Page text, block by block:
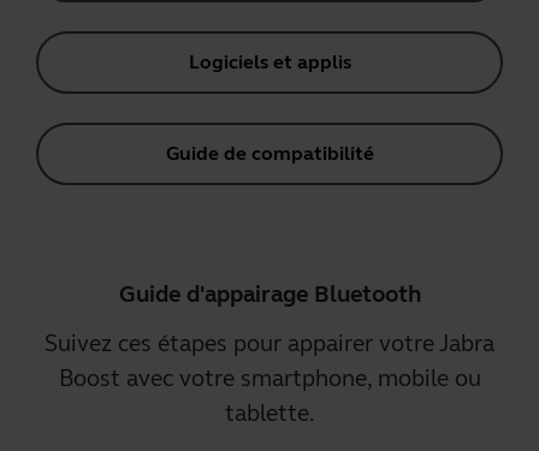
Logiciels et applis
Guide de compatibilité
Guide d'appairage Bluetooth
Suivez ces étapes pour appairer votre Jabra
Boost avec votre smartphone, mobile ou
tablette.